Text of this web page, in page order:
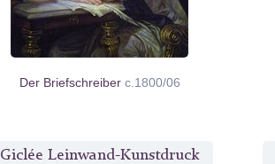
Der Briefschreiber c.1800/06
Giclée Leinwand-Kunstdruck